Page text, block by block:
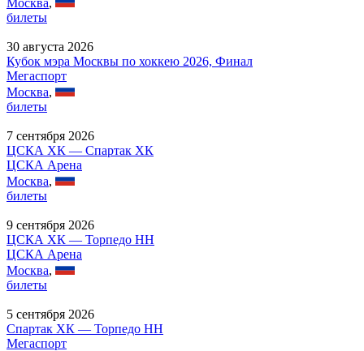
Москва,
билеты
30 августа 2026
Кубок мэра Москвы по хоккею 2026, Финал
Мегаспорт
Москва,
билеты
7 сентября 2026
ЦСКА ХК — Спартак ХК
ЦСКА Арена
Москва,
билеты
9 сентября 2026
ЦСКА ХК — Торпедо НН
ЦСКА Арена
Москва,
билеты
5 сентября 2026
Спартак ХК — Торпедо НН
Мегаспорт